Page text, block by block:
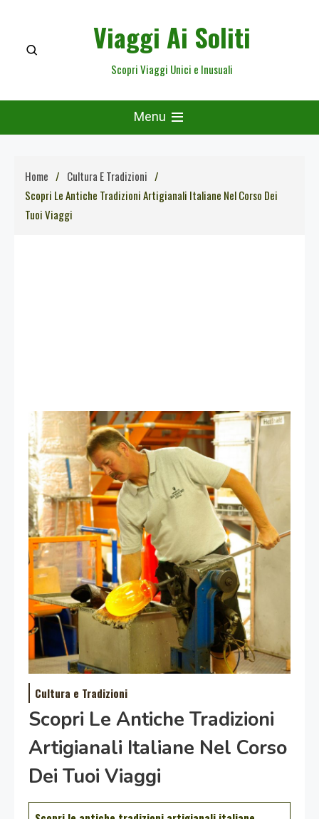
content
Viaggi Ai Soliti
Scopri Viaggi Unici e Inusuali
Menu
Home
Cultura E Tradizioni
Scopri Le Antiche Tradizioni Artigianali Italiane Nel Corso Dei
Tuoi Viaggi
Cultura e Tradizioni
Scopri Le Antiche Tradizioni
Artigianali Italiane Nel Corso
Dei Tuoi Viaggi